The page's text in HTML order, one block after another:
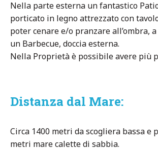
Nella parte esterna un fantastico
porticato in legno attrezzato con
poter cenare e/o pranzare all’ombra,
un Barbecue, doccia esterna.
Nella Proprietà è possibile avere più
Distanza dal Mare:
Circa 1400 metri da scogliera bassa e
metri mare calette di sabbia.